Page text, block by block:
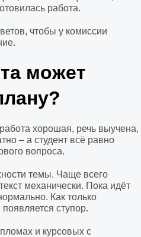
работа.
чтобы у комиссии
может
хорошая, речь выучена,
– а студент всё равно
вопроса.
темы. Чаще всего
механически. Пока идёт
Как только
ступор.
и курсовых с